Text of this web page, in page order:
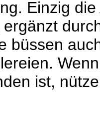
Einzig
büssen
ist,